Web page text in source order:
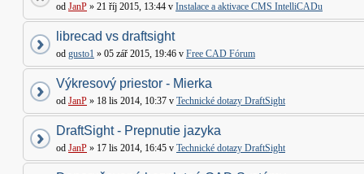
od JanP » 21 říj 2015, 13:44 v Instalace a aktivace CMS IntelliCADu
librecad vs draftsight
od gusto1 » 05 zář 2015, 19:46 v Free CAD Fórum
Výkresový priestor - Mierka
od JanP » 18 lis 2014, 10:37 v Technické dotazy DraftSight
DraftSight - Prepnutie jazyka
od JanP » 17 lis 2014, 16:45 v Technické dotazy DraftSight